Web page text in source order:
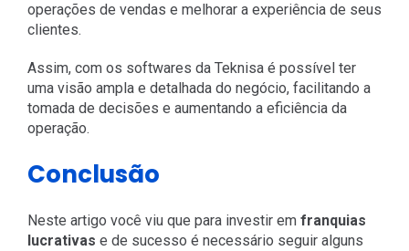
operações de vendas e melhorar a experiência de seus
clientes.
Assim, com os softwares da Teknisa é possível ter
uma visão ampla e detalhada do negócio, facilitando a
tomada de decisões e aumentando a eficiência da
operação.
Conclusão
Neste artigo você viu que para investir em franquias
lucrativas e de sucesso é necessário seguir alguns